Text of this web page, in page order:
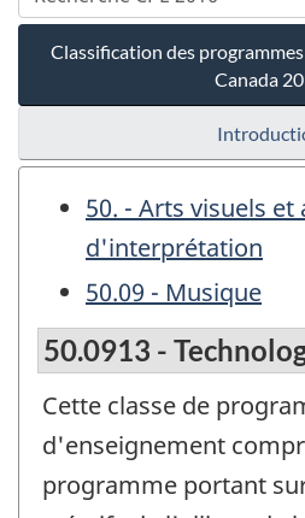
Classification des
Canada
50. - Arts visuels et
d'interprétation
50.09 - Musique
50.0913 -
Cette classe de
d'enseignement
programme portant